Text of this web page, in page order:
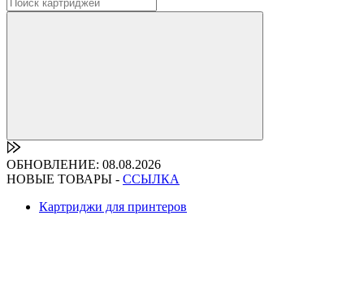
ОБНОВЛЕНИЕ: 08.08.2026
НОВЫЕ ТОВАРЫ - ССЫЛКА
Картриджи для принтеров